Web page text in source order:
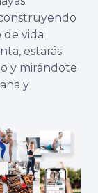
de vida
estarás
y mirándote
y